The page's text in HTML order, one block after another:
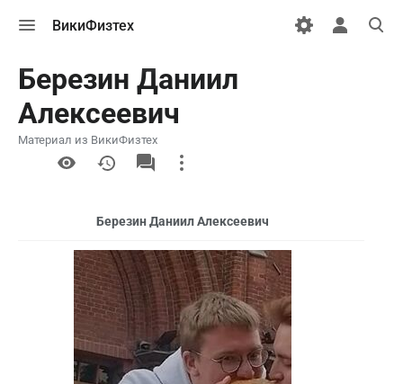
меню
ВикиФизтех
Открыть
поиск
Березин Даниил
Алексеевич
Материал из ВикиФизтех
More
actions
Березин Даниил Алексеевич